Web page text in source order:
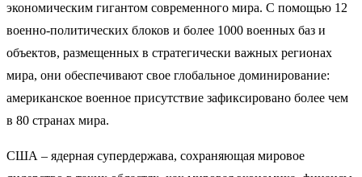
экономическим гигантом современного мира. С помощью 12
военно-политических блоков и более 1000 военных баз и
объектов, размещенных в стратегически важных регионах
мира, они обеспечивают свое глобальное доминирование:
американское военное присутствие зафиксировано более чем
в 80 странах мира.
США – ядерная супердержава, сохраняющая мировое